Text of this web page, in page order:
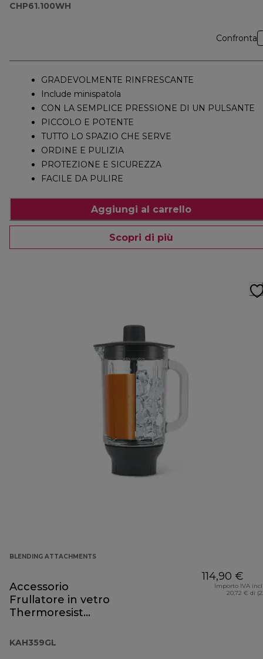
CHP61.100WH
Confronta
GRADEVOLMENTE RINFRESCANTE
Include minispatola
CON LA SEMPLICE PRESSIONE DI UN PULSANTE
PICCOLO E POTENTE
TUTTO LO SPAZIO CHE SERVE
ORDINE E PULIZIA
PROTEZIONE E SICUREZZA
FACILE DA PULIRE
Aggiungi al carrello
Scopri di più
BLENDING ATTACHMENTS
Accessorio
Frullatore in vetro
Thermoresist
KAH359GL
114,90 €
Importo IVA
20,72 € di